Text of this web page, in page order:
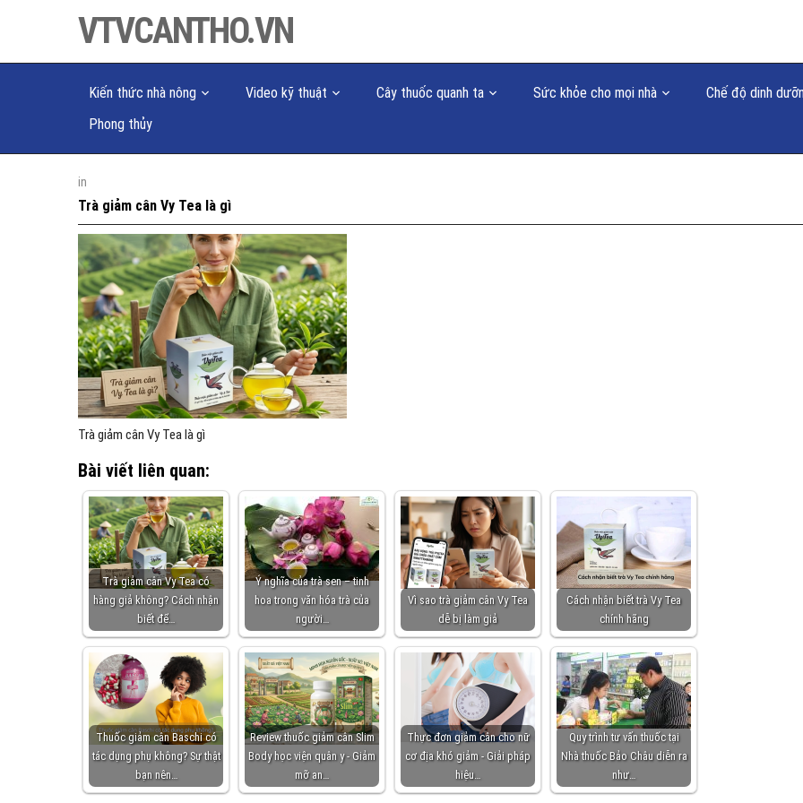
VTVCANTHO.VN
Kiến thức nhà nông Video kỹ thuật Cây thuốc quanh ta Sức khỏe cho mọi nhà
Chế độ dinh
Phong thủy
in
Trà giảm cân Vy Tea là gì
Trà giảm cân Vy Tea là gì
Bài viết liên quan:
Trà giảm cân Vy Tea có
hàng giả không? Cách nhận
biết để…
Ý nghĩa của trà sen – tinh
hoa trong văn hóa trà của
người…
Vì sao trà giảm cân Vy Tea
dễ bị làm giả
Cách nhận biết trà Vy Tea
chính hãng
Thuốc giảm cân Baschi có
tác dụng phụ không? Sự thật
bạn nên…
Review thuốc giảm cân Slim
Body học viện quân y - Giảm
mỡ an…
Thực đơn giảm cân cho nữ
cơ địa khó giảm - Giải pháp
hiệu…
Quy trình tư vấn thuốc tại
Nhà thuốc Bảo Châu diễn ra
như…